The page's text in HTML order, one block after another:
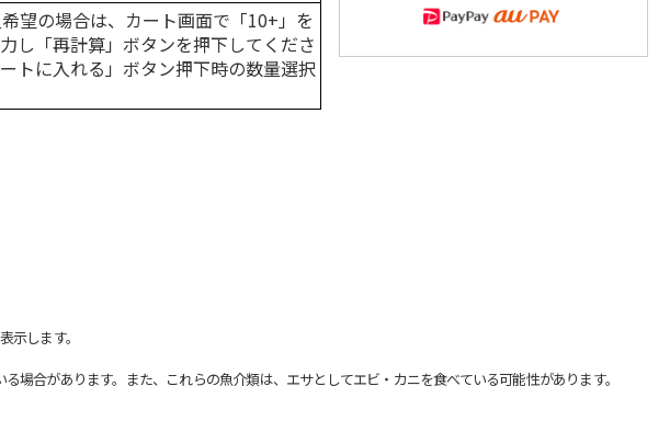
望の場合は、カート画面で「10+」を
し「再計算」ボタンを押下してくださ
トに入れる」ボタン押下時の数量選択
します。
合があります。また、これらの魚介類は、エサとしてエビ・カニを食べている可能性があります。